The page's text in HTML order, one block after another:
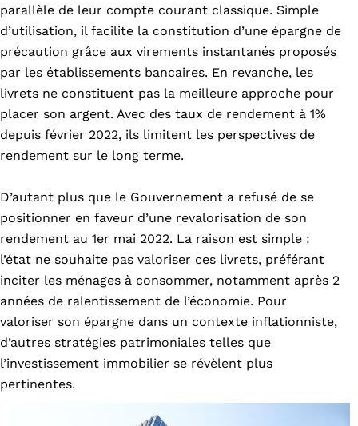
parallèle de leur compte courant classique. Simple
d’utilisation, il facilite la constitution d’une épargne de
précaution grâce aux virements instantanés proposés
par les établissements bancaires. En revanche, les
livrets ne constituent pas la meilleure approche pour
placer son argent. Avec des taux de rendement à 1%
depuis février 2022, ils limitent les perspectives de
rendement sur le long terme.
D’autant plus que le Gouvernement a refusé de se
positionner en faveur d’une revalorisation de son
rendement au 1er mai 2022. La raison est simple :
l’état ne souhaite pas valoriser ces livrets, préférant
inciter les ménages à consommer, notamment après 2
années de ralentissement de l’économie. Pour
valoriser son épargne dans un contexte inflationniste,
d’autres stratégies patrimoniales telles que
l’investissement immobilier se révèlent plus
pertinentes.